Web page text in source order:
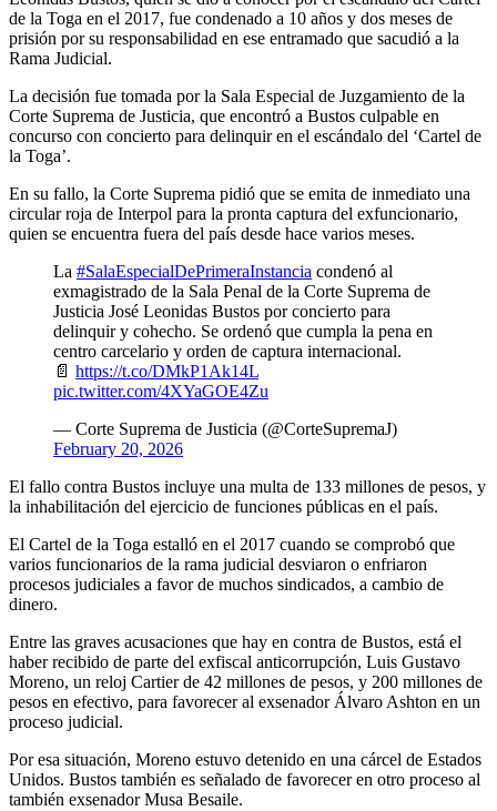
de la Toga en el 2017, fue condenado a 10 años y dos meses de
prisión por su responsabilidad en ese entramado que sacudió a la
Rama Judicial.
La decisión fue tomada por la Sala Especial de Juzgamiento de la
Corte Suprema de Justicia, que encontró a Bustos culpable en
concurso con concierto para delinquir en el escándalo del ‘Cartel de
la Toga’.
En su fallo, la Corte Suprema pidió que se emita de inmediato una
circular roja de Interpol para la pronta captura del exfuncionario,
quien se encuentra fuera del país desde hace varios meses.
La #SalaEspecialDePrimeraInstancia condenó al
exmagistrado de la Sala Penal de la Corte Suprema de
Justicia José Leonidas Bustos por concierto para
delinquir y cohecho. Se ordenó que cumpla la pena en
centro carcelario y orden de captura internacional.
📄 https://t.co/DMkP1Ak14L
pic.twitter.com/4XYaGOE4Zu
— Corte Suprema de Justicia (@CorteSupremaJ)
February 20, 2026
El fallo contra Bustos incluye una multa de 133 millones de pesos, y
la inhabilitación del ejercicio de funciones públicas en el país.
El Cartel de la Toga estalló en el 2017 cuando se comprobó que
varios funcionarios de la rama judicial desviaron o enfriaron
procesos judiciales a favor de muchos sindicados, a cambio de
dinero.
Entre las graves acusaciones que hay en contra de Bustos, está el
haber recibido de parte del exfiscal anticorrupción, Luis Gustavo
Moreno, un reloj Cartier de 42 millones de pesos, y 200 millones de
pesos en efectivo, para favorecer al exsenador Álvaro Ashton en un
proceso judicial.
Por esa situación, Moreno estuvo detenido en una cárcel de Estados
Unidos. Bustos también es señalado de favorecer en otro proceso al
también exsenador Musa Besaile.